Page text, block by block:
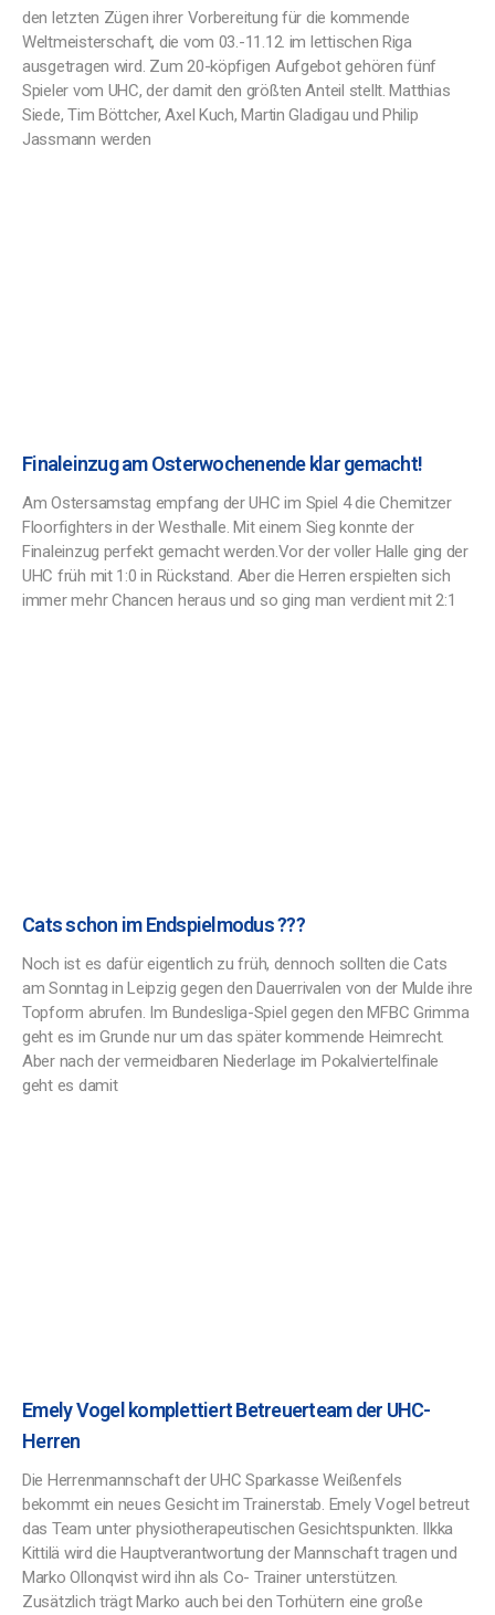
den letzten Zügen ihrer Vorbereitung für die kommende
Weltmeisterschaft, die vom 03.-11.12. im lettischen Riga
ausgetragen wird. Zum 20-köpfigen Aufgebot gehören fünf
Spieler vom UHC, der damit den größten Anteil stellt. Matthias
Siede, Tim Böttcher, Axel Kuch, Martin Gladigau und Philip
Jassmann werden
Finaleinzug am Osterwochenende klar gemacht!
Am Ostersamstag empfang der UHC im Spiel 4 die Chemitzer
Floorfighters in der Westhalle. Mit einem Sieg konnte der
Finaleinzug perfekt gemacht werden.Vor der voller Halle ging der
UHC früh mit 1:0 in Rückstand. Aber die Herren erspielten sich
immer mehr Chancen heraus und so ging man verdient mit 2:1
Cats schon im Endspielmodus ???
Noch ist es dafür eigentlich zu früh, dennoch sollten die Cats
am Sonntag in Leipzig gegen den Dauerrivalen von der Mulde ihre
Topform abrufen. Im Bundesliga-Spiel gegen den MFBC Grimma
geht es im Grunde nur um das später kommende Heimrecht.
Aber nach der vermeidbaren Niederlage im Pokalviertelfinale
geht es damit
Emely Vogel komplettiert Betreuerteam der UHC-
Herren
Die Herrenmannschaft der UHC Sparkasse Weißenfels
bekommt ein neues Gesicht im Trainerstab. Emely Vogel betreut
das Team unter physiotherapeutischen Gesichtspunkten. Ilkka
Kittilä wird die Hauptverantwortung der Mannschaft tragen und
Marko Ollonqvist wird ihn als Co- Trainer unterstützen.
Zusätzlich trägt Marko auch bei den Torhütern eine große